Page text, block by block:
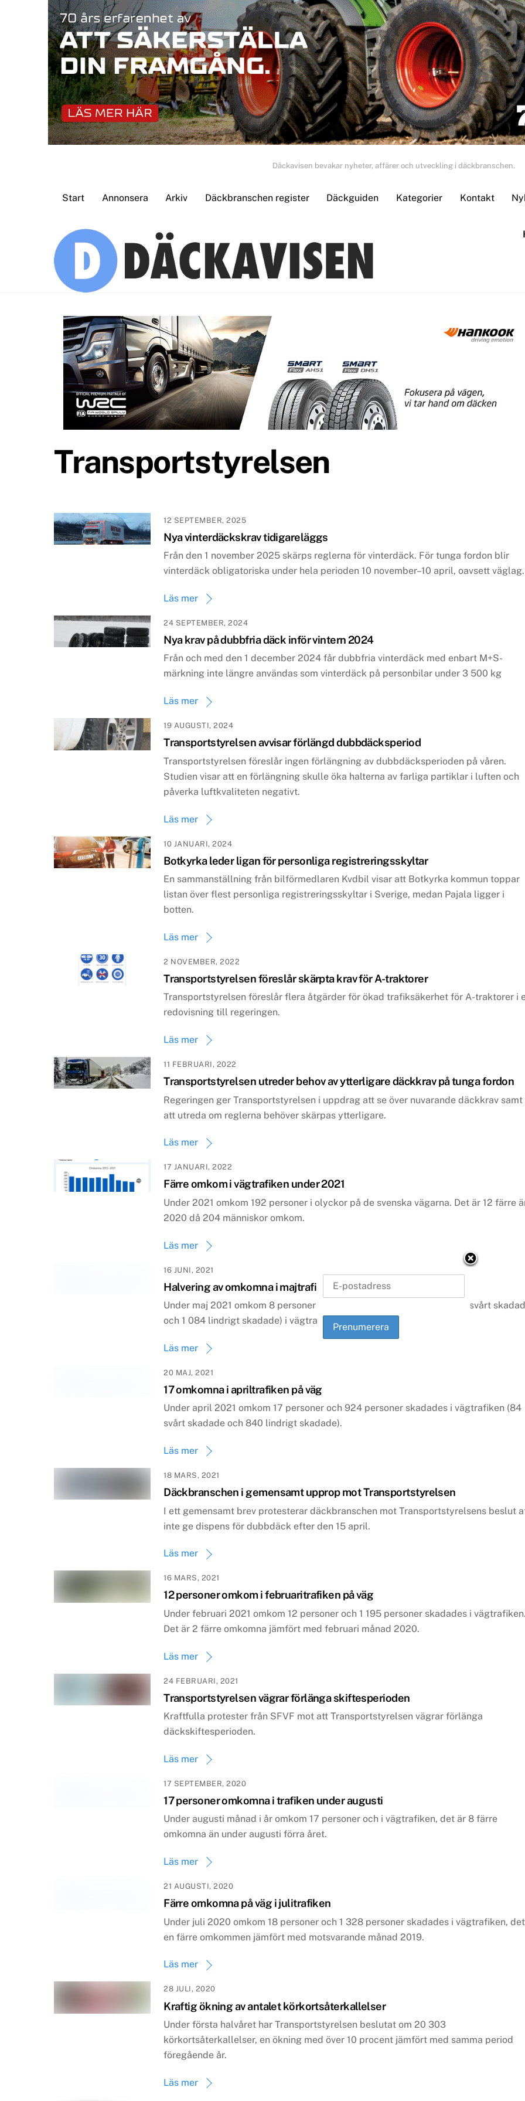
Däckavisen bevakar nyheter, affärer och utveckling i däckbranschen.
Start Annonsera Arkiv Däckbranschen register Däckguiden Kategorier Kontakt
Transportstyrelsen
12 SEPTEMBER, 2025
Nya vinterdäckskrav tidigareläggs
Från den 1 november 2025 skärps reglerna för vinterdäck. För tunga fordon blir
vinterdäck obligatoriska under hela perioden 10 november–10 april, oavsett väglag.
Läs mer
24 SEPTEMBER, 2024
Nya krav på dubbfria däck inför vintern 2024
Från och med den 1 december 2024 får dubbfria vinterdäck med enbart M+S-
märkning inte längre användas som vinterdäck på personbilar under 3 500 kg
Läs mer
19 AUGUSTI, 2024
Transportstyrelsen avvisar förlängd dubbdäcksperiod
Transportstyrelsen föreslår ingen förlängning av dubbdäcksperioden på våren.
Studien visar att en förlängning skulle öka halterna av farliga partiklar i luften och
påverka luftkvaliteten negativt.
Läs mer
10 JANUARI, 2024
Botkyrka leder ligan för personliga registreringsskyltar
En sammanställning från bilförmedlaren Kvdbil visar att Botkyrka kommun toppar
listan över flest personliga registreringsskyltar i Sverige, medan Pajala ligger i
botten.
Läs mer
2 NOVEMBER, 2022
Transportstyrelsen föreslår skärpta krav för A-traktorer
Transportstyrelsen föreslår flera åtgärder för ökad trafiksäkerhet för A-traktorer i
redovisning till regeringen.
Läs mer
11 FEBRUARI, 2022
Transportstyrelsen utreder behov av ytterligare däckkrav på tunga fordon
Regeringen ger Transportstyrelsen i uppdrag att se över nuvarande däckkrav samt
att utreda om reglerna behöver skärpas ytterligare.
Läs mer
17 JANUARI, 2022
Färre omkom i vägtrafiken under 2021
Under 2021 omkom 192 personer i olyckor på de svenska vägarna. Det är 12 färre
2020 då 204 människor omkom.
Läs mer
16 JUNI, 2021
Halvering av omkomna i majtrafiken på väg
Under maj 2021 omkom 8 personer och 1 220 personer skadades (136 svårt
och 1 084 lindrigt skadade) i vägtrafiken.
Läs mer
20 MAJ, 2021
17 omkomna i apriltrafiken på väg
Under april 2021 omkom 17 personer och 924 personer skadades i vägtrafiken (84
svårt skadade och 840 lindrigt skadade).
Läs mer
18 MARS, 2021
Däckbranschen i gemensamt upprop mot Transportstyrelsen
I ett gemensamt brev protesterar däckbranschen mot Transportstyrelsens beslut
inte ge dispens för dubbdäck efter den 15 april.
Läs mer
16 MARS, 2021
12 personer omkom i februaritrafiken på väg
Under februari 2021 omkom 12 personer och 1 195 personer skadades i
Det är 2 färre omkomna jämfört med februari månad 2020.
Läs mer
24 FEBRUARI, 2021
Transportstyrelsen vägrar förlänga skiftesperioden
Kraftfulla protester från SFVF mot att Transportstyrelsen vägrar förlänga
däckskiftesperioden.
Läs mer
17 SEPTEMBER, 2020
17 personer omkomna i trafiken under augusti
Under augusti månad i år omkom 17 personer och i vägtrafiken, det är 8 färre
omkomna än under augusti förra året.
Läs mer
21 AUGUSTI, 2020
Färre omkomna på väg i julitrafiken
Under juli 2020 omkom 18 personer och 1 328 personer skadades i vägtrafiken,
en färre omkommen jämfört med motsvarande månad 2019.
Läs mer
28 JULI, 2020
Kraftig ökning av antalet körkortsåterkallelser
Under första halvåret har Transportstyrelsen beslutat om 20 303
körkortsåterkallelser, en ökning med över 10 procent jämfört med samma period
föregående år.
Läs mer